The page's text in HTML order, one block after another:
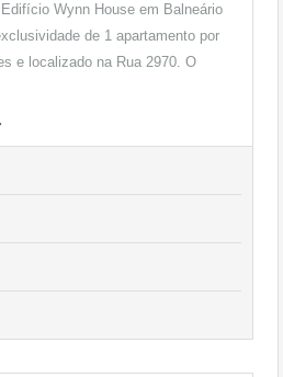
Wynn House em Balneário
de 1 apartamento por
e localizado na Rua 2970. O